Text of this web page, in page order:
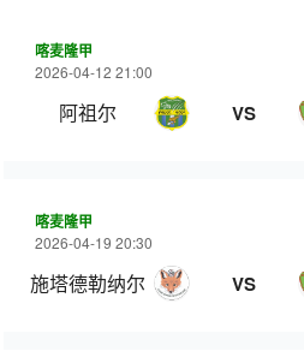
喀麦隆甲
2026-04-12 21:00
阿祖尔 VS
喀麦隆甲
2026-04-19 20:30
施塔德勒纳尔 VS